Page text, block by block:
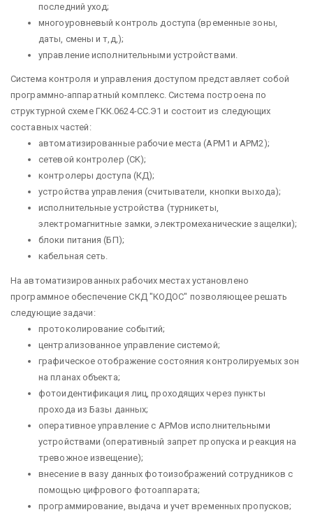
последний уход;
многоуровневый контроль доступа (временные зоны,
даты, смены и т,д,);
управление исполнительными устройствами.
Система контроля и управления доступом представляет собой
программно-аппаратный комплекс. Система построена по
структурной схеме ГКК.0624-СС.Э1 и состоит из следующих
составных частей:
автоматизированные рабочие места (АРМ1 и АРМ2);
сетевой контролер (CK);
контролеры доступа (КД);
устройства управления (считыватели, кнопки выхода);
исполнительные устройства (турникеты,
электромагнитные замки, электромеханические защелки);
блоки питания (БП);
кабельная сеть.
На автоматизированных рабочих местах установлено
программное обеспечение СКД "КОДОС" позволяющее решать
следующие задачи:
протоколирование событий;
централизованное управление системой;
графическое отображение состояния контролируемых зон
на планах объекта;
фотоидентификация лиц, проходящих через пункты
прохода из Базы данных;
оперативное управление с АРМов исполнительными
устройствами (оперативный запрет пропуска и реакция на
тревожное извещение);
внесение в вазу данных фотоизображений сотрудников с
помощью цифрового фотоаппарата;
программирование, выдача и учет временных пропусков;